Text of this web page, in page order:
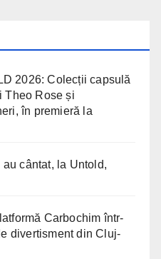
2026: Colecții capsulă
Theo Rose și
în premieră la
cântat, la Untold,
Carbochim într-
divertisment din Cluj-